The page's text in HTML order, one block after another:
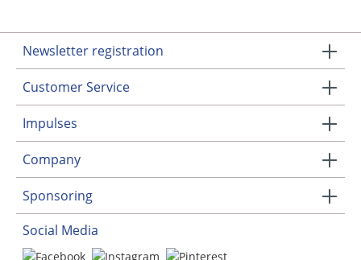
Newsletter registration
Customer Service
Impulses
Company
Sponsoring
Social Media